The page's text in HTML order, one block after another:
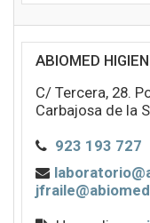
ABIOMED
C/ Tercera, 28.
Carbajosa de la
923 193 727